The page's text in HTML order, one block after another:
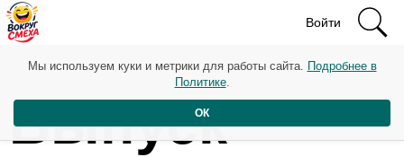
Войти
Выпуск
Мы используем куки и метрики для работы сайта. Подробнее в
Политике.
ОК